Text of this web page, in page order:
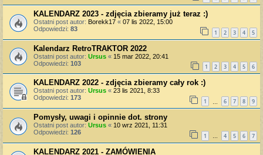
KALENDARZ 2023 - zdjęcia zbieramy już teraz :)
Ostatni post autor: Borekk17 « 07 lis 2022, 15:00
Odpowiedzi: 83 1 2 3 4 5
Kalendarz RetroTRAKTOR 2022
Ostatni post autor: Ursus « 15 mar 2022, 20:41
Odpowiedzi: 103 1 2 3 4 5 6
KALENDARZ 2022 - zdjęcia zbieramy cały rok :)
Ostatni post autor: Ursus « 23 lis 2021, 8:33
Odpowiedzi: 173 1 6 7 8 9
Pomysły, uwagi i opinnie dot. strony
Ostatni post autor: Ursus « 10 wrz 2021, 11:31
Odpowiedzi: 126 1 … 4 5 6 7
KALENDARZ 2021 - ZAMÓWIENIA